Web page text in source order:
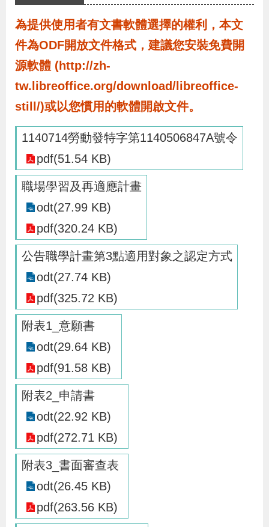
業
務
專
區
線
區
網
站
民
意
文
字
統
計
E
i
回
首
R
為提供使用者有文書軟體選擇的權利，本文
件為ODF開放文件格式，建議您安裝免費開
源軟體 (http://zh-
tw.libreoffice.org/download/libreoffice-
still/)或以您慣用的軟體開啟文件。
1140714勞動發特字第1140506847A號令
pdf(51.54 KB)
職場學習及再適應計畫
odt(27.99 KB)
pdf(320.24 KB)
公告職學計畫第3點適用對象之認定方式
odt(27.74 KB)
pdf(325.72 KB)
附表1_意願書
odt(29.64 KB)
pdf(91.58 KB)
附表2_申請書
odt(22.92 KB)
pdf(272.71 KB)
附表3_書面審查表
odt(26.45 KB)
pdf(263.56 KB)